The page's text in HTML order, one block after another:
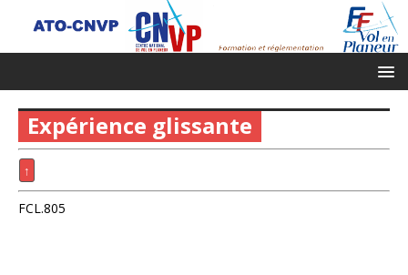
Expérience glissante
↑
FCL.805